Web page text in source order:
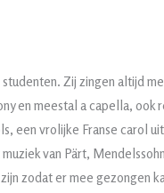
Zij zingen altijd
en meestal a capella,
een vrolijke Franse carol
van Pärt,
zodat er mee gezongen